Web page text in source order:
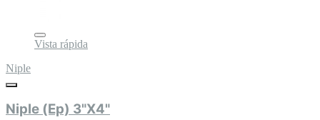
Vista rápida
Niple
Niple (Ep) 3"X4"